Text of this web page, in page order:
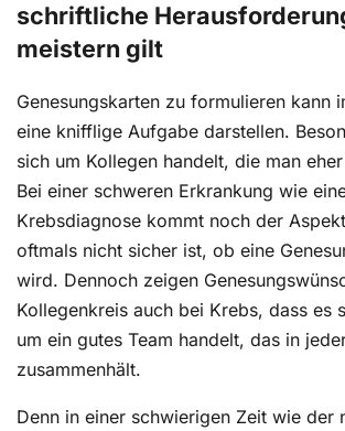
schriftliche
meistern gilt
Genesungskarten zu formulieren kann
eine knifflige Aufgabe darstellen.
sich um Kollegen handelt, die man
Bei einer schweren Erkrankung wie
Krebsdiagnose kommt noch der
oftmals nicht sicher ist, ob eine
wird. Dennoch zeigen
Kollegenkreis auch bei Krebs, dass es
um ein gutes Team handelt, das in
zusammenhält.
Denn in einer schwierigen Zeit wie der